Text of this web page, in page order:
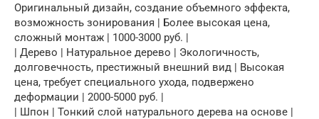
Оригинальный дизайн, создание объемного эффекта,
возможность зонирования | Более высокая цена,
сложный монтаж | 1000-3000 руб. |
| Дерево | Натуральное дерево | Экологичность,
долговечность, престижный внешний вид | Высокая
цена, требует специального ухода, подвержено
деформации | 2000-5000 руб. |
| Шпон | Тонкий слой натурального дерева на основе |